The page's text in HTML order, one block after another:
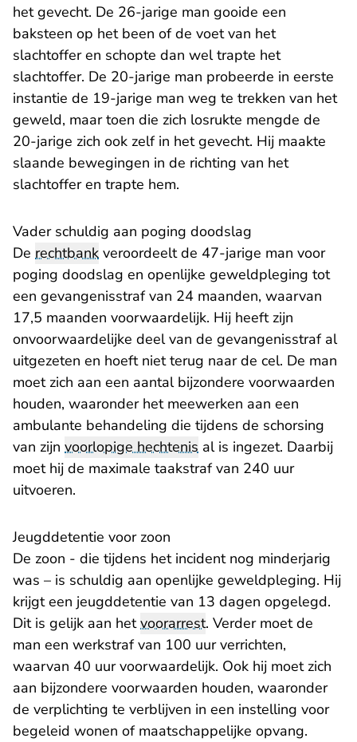
het gevecht. De 26-jarige man gooide een
baksteen op het been of de voet van het
slachtoffer en schopte dan wel trapte het
slachtoffer. De 20-jarige man probeerde in eerste
instantie de 19-jarige man weg te trekken van het
geweld, maar toen die zich losrukte mengde de
20-jarige zich ook zelf in het gevecht. Hij maakte
slaande bewegingen in de richting van het
slachtoffer en trapte hem.
Vader schuldig aan poging doodslag
De rechtbank veroordeelt de 47-jarige man voor
poging doodslag en openlijke geweldpleging tot
een gevangenisstraf van 24 maanden, waarvan
17,5 maanden voorwaardelijk. Hij heeft zijn
onvoorwaardelijke deel van de gevangenisstraf al
uitgezeten en hoeft niet terug naar de cel. De man
moet zich aan een aantal bijzondere voorwaarden
houden, waaronder het meewerken aan een
ambulante behandeling die tijdens de schorsing
van zijn voorlopige hechtenis al is ingezet. Daarbij
moet hij de maximale taakstraf van 240 uur
uitvoeren.
Jeugddetentie voor zoon
De zoon - die tijdens het incident nog minderjarig
was – is schuldig aan openlijke geweldpleging. Hij
krijgt een jeugddetentie van 13 dagen opgelegd.
Dit is gelijk aan hetvoorarrest. Verder moet de
man een werkstraf van 100 uur verrichten,
waarvan 40 uur voorwaardelijk. Ook hij moet zich
aan bijzondere voorwaarden houden, waaronder
de verplichting te verblijven in een instelling voor
begeleid wonen of maatschappelijke opvang.